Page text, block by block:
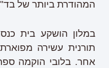
המהודרת ביותר של
במלון הושקע בית
תורנית עשירה
אחר. בלובי הוקמה